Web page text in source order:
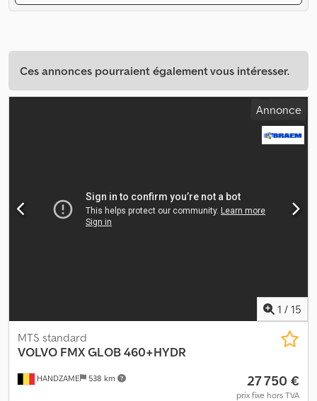
Ces annonces pourraient également vous intéresser.
Annonce
1 / 15
HANDZAME 538 km
MTS standard
VOLVO FMX GLOB 460+HYDR
27 750 €
prix fixe hors TVA